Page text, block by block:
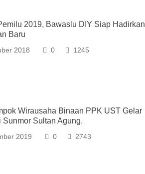
2019, Bawaslu DIY Siap Hadirkan
Baru
2018 0 1245
Wirausaha Binaan PPK UST Gelar
Sunmor Sultan Agung.
2019 0 2743